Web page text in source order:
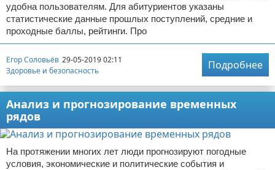
удобна пользователям. Для абитуриентов указаны
статистические данные прошлых поступлений, средние и
проходные баллы, рейтинги. Про
Егор Соловьёв 29-05-2019 02:11
Здоровье и безопасность
Подробнее
Анализ и прогнозирование временных
рядов
На протяжении многих лет люди прогнозируют погодные
условия, экономические и политические события и